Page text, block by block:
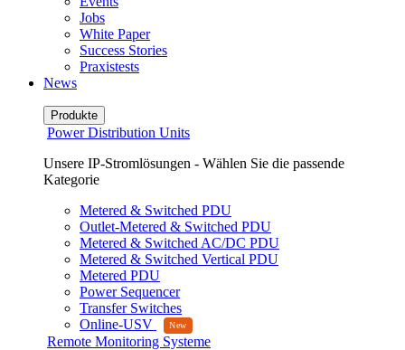
Jobs
White Paper
Success Stories
Praxistests
News
Produkte
Power Distribution Units
Unsere IP-Stromlösungen - Wählen Sie die passende
Kategorie
Metered & Switched PDU
Outlet-Metered & Switched PDU
Metered & Switched AC/DC PDU
Metered & Switched Vertical PDU
Metered PDU
Power Sequencer
Transfer Switches
Online-USV
Remote Monitoring Systeme